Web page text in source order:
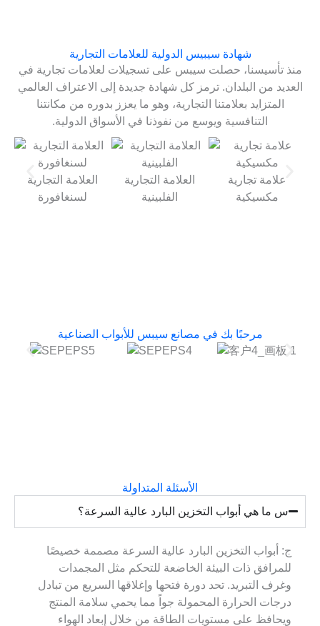
شهادة سيبيس الدولية للعلامات التجارية
منذ تأسيسنا، حصلت سيبس على تسجيلات لعلامات تجارية في
العديد من البلدان. ترمز كل شهادة جديدة إلى الاعتراف العالمي
المتزايد بعلامتنا التجارية، وهو ما يعزز بدوره من مكانتنا
التنافسية ويوسع من نفوذنا في الأسواق الدولية.
العلامة التجارية
لسنغافورة
العلامة التجارية
الفلبينية
علامة تجارية
مكسيكية
مرحبًا بك في مصانع سيبس للأبواب الصناعية
الأسئلة المتداولة
س ما هي أبواب التخزين البارد عالية السرعة؟
ج: أبواب التخزين البارد عالية السرعة مصممة خصيصًا
للمرافق ذات البيئة الخاضعة للتحكم مثل المجمدات
وغرف التبريد. تحد دورة فتحها وإغلاقها السريع من تبادل
درجات الحرارة المحمولة جواً مما يحمي سلامة المنتج
ويحافظ على مستويات الطاقة من خلال إبعاد الهواء